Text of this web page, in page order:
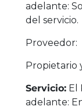
adelante:
del servicio.
Proveedor:
Propietario
Servicio: El
adelante: